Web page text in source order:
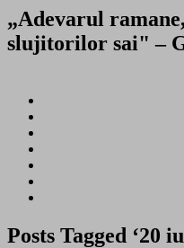
„Adevarul
slujitorilor sai" –
Posts Tagged ‘20